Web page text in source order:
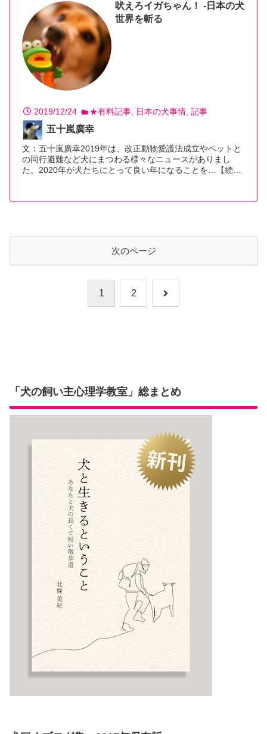
吠えろイガちゃん！ -日本の犬
世界を斬る
2019/12/24 ★有料記事 日本の犬事情 記事
五十嵐廣幸
文：五十嵐廣幸2019年は、改正動物愛護法成立やペットと
の同行避難など犬にまつわる様々なニュースがありまし
た。2020年が犬たちにとって良い年になることを…【続き
次のページ
1 2 次
「犬の飼い主心理学教室」総まとめ